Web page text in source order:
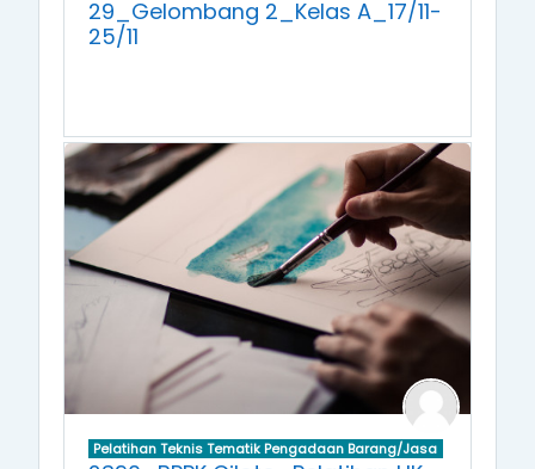
29_Gelombang 2_Kelas A_17/11-
25/11
Pelatihan Teknis Tematik Pengadaan Barang/Jasa